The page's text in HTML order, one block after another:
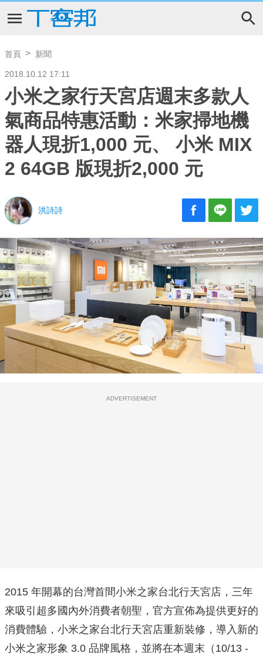
首頁 新聞
2018.10.12 17:11
小米之家行天宮店週末多款人
氣商品特惠活動：米家掃地機
器人現折1,000 元、 小米 MIX
2 64GB 版現折2,000 元
洪詩詩
ADVERTISEMENT
2015 年開幕的台灣首間小米之家台北行天宮店，三年
來吸引超多國內外消費者朝聖，官方宣佈為提供更好的
消費體驗，小米之家台北行天宮店重新裝修，導入新的
小米之家形象 3.0 品牌風格，並將在本週末（10/13 -